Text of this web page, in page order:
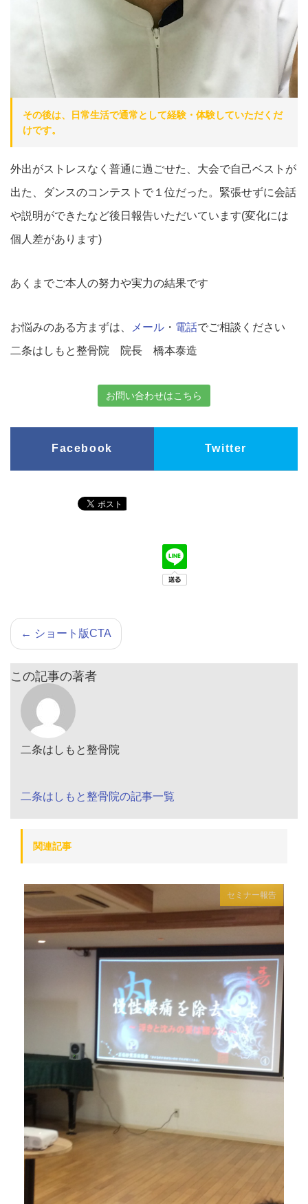
その後は、日常生活で通常として経験・体験していただくだ
けです。
外出がストレスなく普通に過ごせた、大会で自己ベストが
出た、ダンスのコンテストで１位だった。緊張せずに会話
や説明ができたなど後日報告いただいています(変化には
個人差があります)
あくまでご本人の努力や実力の結果です
お悩みのある方まずは、 メール ・ 電話でご相談ください
二条はしもと整骨院 院長 橋本泰造
お問い合わせはこちら
Facebook Twitter
← ショート版CTA
この記事の著者
二条はしもと整骨院
二条はしもと整骨院の記事一覧
関連記事
セミナー報告